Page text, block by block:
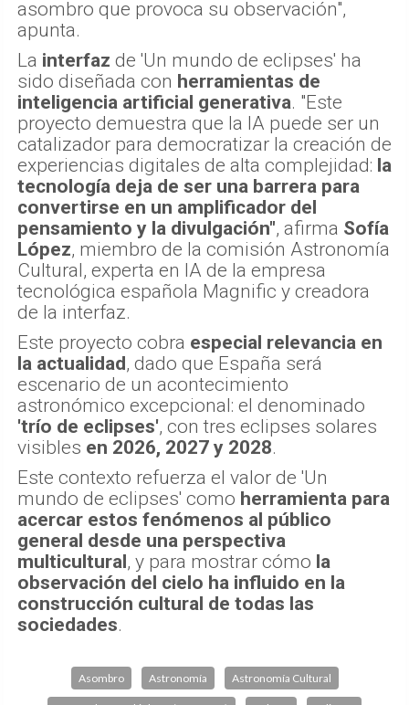
asombro que provoca su observación",
apunta.
La interfaz de 'Un mundo de eclipses' ha
sido diseñada con herramientas de
inteligencia artificial generativa. "Este
proyecto demuestra que la IA puede ser un
catalizador para democratizar la creación de
experiencias digitales de alta complejidad: la
tecnología deja de ser una barrera para
convertirse en un amplificador del
pensamiento y la divulgación", afirma Sofía
López, miembro de la comisión Astronomía
Cultural, experta en IA de la empresa
tecnológica española Magnific y creadora
de la interfaz.
Este proyecto cobra especial relevancia en
la actualidad, dado que España será
escenario de un acontecimiento
astronómico excepcional: el denominado
'trío de eclipses', con tres eclipses solares
visibles en 2026, 2027 y 2028.
Este contexto refuerza el valor de 'Un
mundo de eclipses' como herramienta para
acercar estos fenómenos al público
general desde una perspectiva
multicultural, y para mostrar cómo la
observación del cielo ha influido en la
construcción cultural de todas las
sociedades.
Asombro Astronomía Astronomía Cultural